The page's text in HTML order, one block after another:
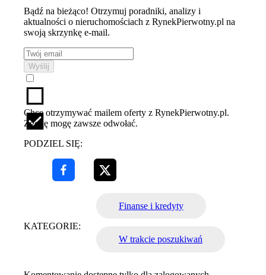
Bądź na bieżąco! Otrzymuj poradniki, analizy i
aktualności o nieruchomościach z RynekPierwotny.pl na
swoją skrzynkę e-mail.
Wyślij
Chcę otrzymywać mailem oferty z RynekPierwotny.pl.
Zgodę mogę zawsze odwołać.
PODZIEL SIĘ:
KATEGORIE:
Finanse i kredyty
W trakcie poszukiwań